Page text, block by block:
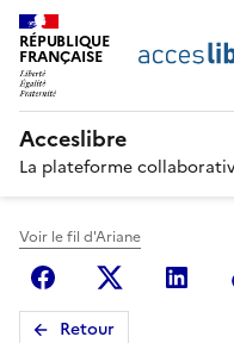
RÉPUBLIQUE
FRANÇAISE
Acceslibre
La plateforme
Voir le fil d'Ariane
FacebookX
Retour